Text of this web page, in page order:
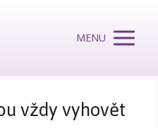
MENU
vždy vyhovět